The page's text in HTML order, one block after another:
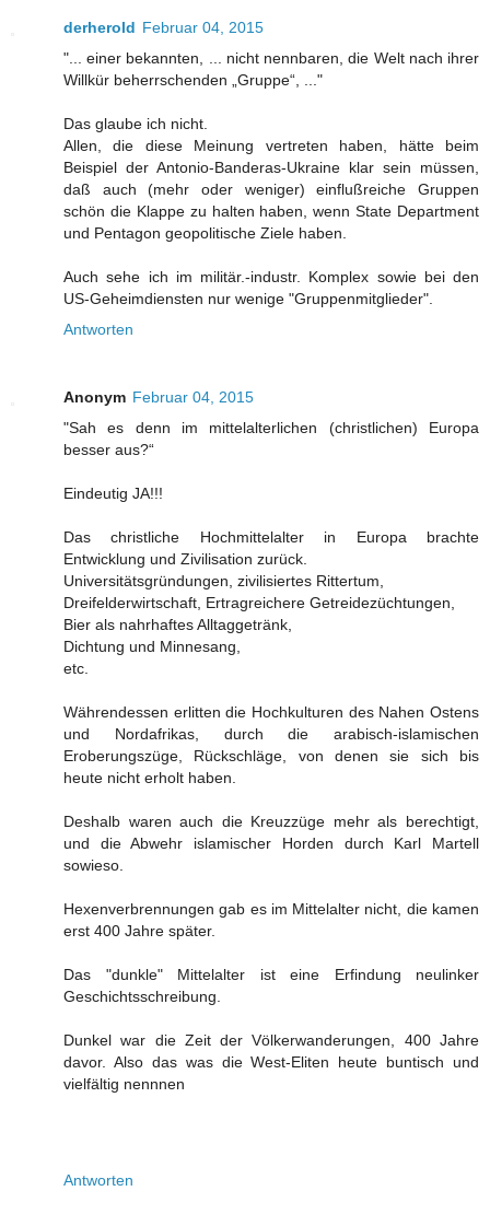
derherold Februar 04, 2015
"... einer bekannten, ... nicht nennbaren, die Welt nach ihrer
Willkür beherrschenden „Gruppe“, ..."
Das glaube ich nicht.
Allen, die diese Meinung vertreten haben, hätte beim
Beispiel der Antonio-Banderas-Ukraine klar sein müssen,
daß auch (mehr oder weniger) einflußreiche Gruppen
schön die Klappe zu halten haben, wenn State Department
und Pentagon geopolitische Ziele haben.
Auch sehe ich im militär.-industr. Komplex sowie bei den
US-Geheimdiensten nur wenige "Gruppenmitglieder".
Antworten
Anonym Februar 04, 2015
"Sah es denn im mittelalterlichen (christlichen) Europa
besser aus?“
Eindeutig JA!!!
Das christliche Hochmittelalter in Europa brachte
Entwicklung und Zivilisation zurück.
Universitätsgründungen, zivilisiertes Rittertum,
Dreifelderwirtschaft, Ertragreichere Getreidezüchtungen,
Bier als nahrhaftes Alltaggetränk,
Dichtung und Minnesang,
etc.
Währendessen erlitten die Hochkulturen des Nahen Ostens
und Nordafrikas, durch die arabisch-islamischen
Eroberungszüge, Rückschläge, von denen sie sich bis
heute nicht erholt haben.
Deshalb waren auch die Kreuzzüge mehr als berechtigt,
und die Abwehr islamischer Horden durch Karl Martell
sowieso.
Hexenverbrennungen gab es im Mittelalter nicht, die kamen
erst 400 Jahre später.
Das "dunkle" Mittelalter ist eine Erfindung neulinker
Geschichtsschreibung.
Dunkel war die Zeit der Völkerwanderungen, 400 Jahre
davor. Also das was die West-Eliten heute buntisch und
vielfältig nennnen
Antworten